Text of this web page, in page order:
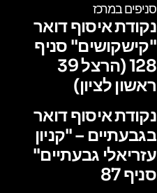
סניפים במרכז
נקודת איסוף דואר
"קישקושים" סניף
128 (הרצל 39
ראשון לציון)
נקודת איסוף דואר
בגבעתיים – "קניון
עזריאלי גבעתיים"
סניף 87